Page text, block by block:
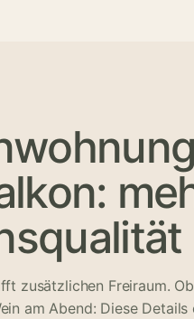
zusätzlichen Freiraum.
am Abend: Diese